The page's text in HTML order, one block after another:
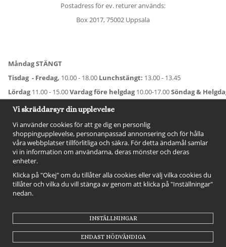
Postadress för ev. returer används:
Box 2017, 75002 Uppsala
Måndag STÄNGT
Tisdag - Fredag, 10.00 - 18.00 Lunchstängt: 13.00 - 13.45
Lördag11.00 - 15.00Vardag före helgdag10.00-17.00Söndag &
För avvikande öppettider:Titta här
Vi skräddarsyr din upplevelse
Vi använder cookies för att ge dig en personlig
shoppingupplevelse, personanpassad annonsering och för hålla
våra webbplatser tillförlitliga och säkra. För detta ändamål samlar
vi in information om användarna, deras mönster och deras
enheter.
Klicka på "Okej" om du tillåter alla cookies eller välj vilka cookies du
tillåter och vilka du vill stänga av genom att klicka på "Inställningar"
nedan.
INSTÄLLNINGAR
ENDAST NÖDVÄNDIGA